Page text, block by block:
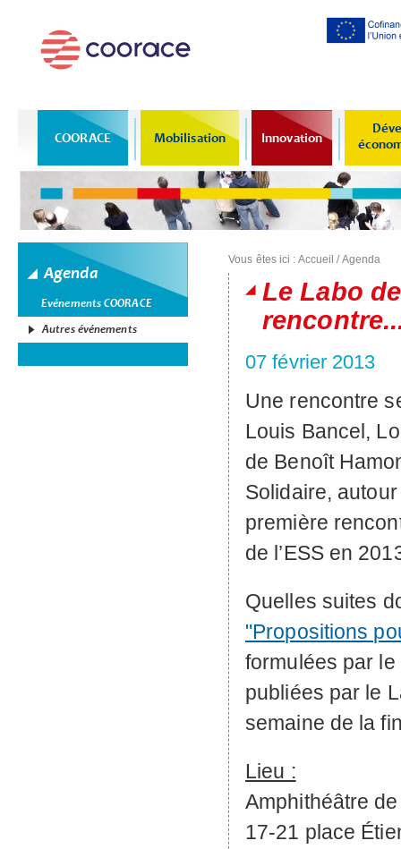
COORACE Mobilisation Innovation
Agenda
Evénements COORACE
Autres événements
Vous êtes ici : Accueil /Agenda
Le Labo
07 février 2013
Une rencontre
Louis Bancel,
de Benoît
Solidaire,
première
de l’ESSen
Quelles suites
"Propositions
formulées par le
publiées par le
semaine de la
Lieu :
Amphithéâtre
17-21 place